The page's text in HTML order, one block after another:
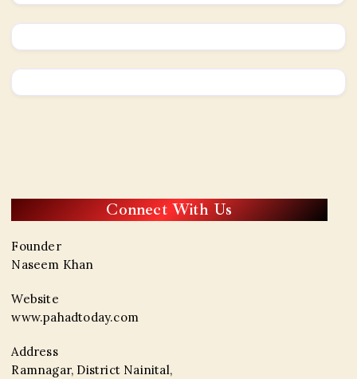
Connect With Us
Founder
Naseem Khan
Website
www.pahadtoday.com
Address
Ramnagar, District Nainital,